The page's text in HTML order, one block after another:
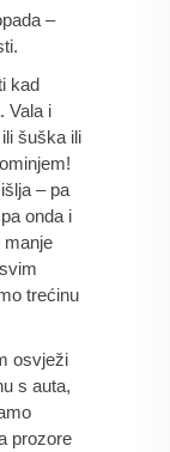
–
kad
Vala i
šuška ili
– pa
onda i
manje
trećinu
osvježi
s auta,
prozore